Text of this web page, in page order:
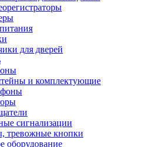
для дверей
и комплектующие
сигнализации
тревожные кнопки
оборудование